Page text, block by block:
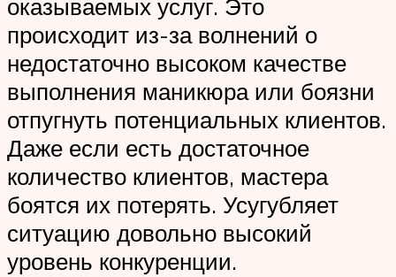
оказываемых услуг. Это
происходит из-за волнений о
недостаточно высоком качестве
выполнения маникюра или боязни
отпугнуть потенциальных клиентов.
Даже если есть достаточное
количество клиентов, мастера
боятся их потерять. Усугубляет
ситуацию довольно высокий
уровень конкуренции.